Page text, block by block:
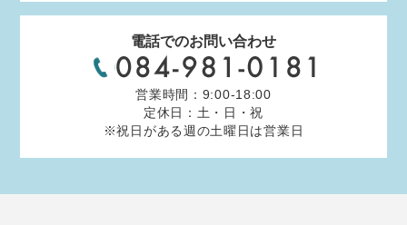
電話でのお問い合わせ
営業時間：9:00-18:00
定休日：土・日・祝
※祝日がある週の土曜日は営業日